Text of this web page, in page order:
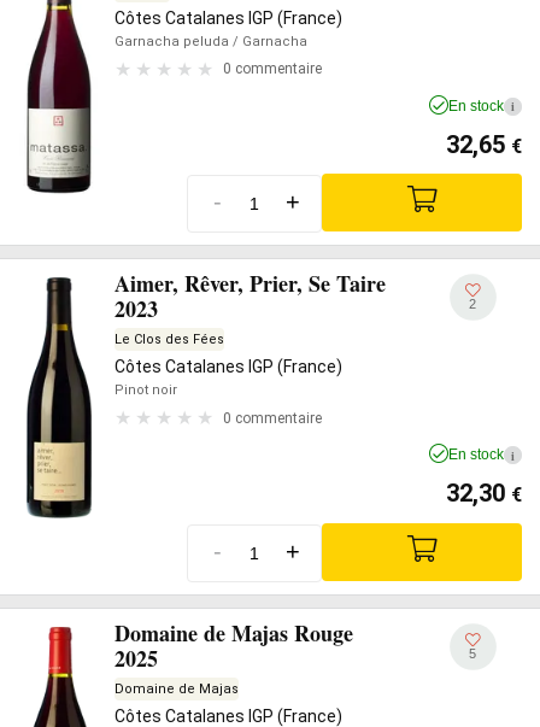
Côtes Catalanes IGP (France)
Garnacha peluda / Garnacha
0 commentaire
En stock i
32,65 €
- +
Aimer, Rêver, Prier, Se Taire
2023
Le Clos des Fées
Côtes Catalanes IGP (France)
Pinot noir
0 commentaire
2
En stock i
32,30 €
- +
Domaine de Majas Rouge
2025
Domaine de Majas
Côtes Catalanes IGP (France)
5